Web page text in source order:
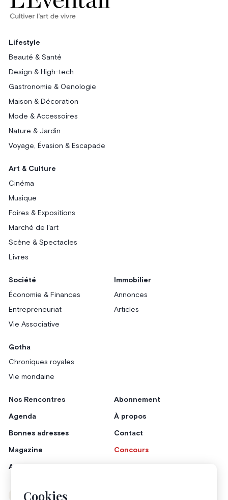
Cookies
Lifestyle
Beauté & Santé
Design & High-tech
Gastronomie & Oenologie
Maison & Décoration
Mode & Accessoires
Nature & Jardin
Voyage, Évasion & Escapade
Art & Culture
Cinéma
Musique
Foires & Expositions
Marché de l'art
Scène & Spectacles
Livres
Société
Économie & Finances
Entrepreneuriat
Vie Associative
Immobilier
Annonces
Articles
Gotha
Chroniques royales
Vie mondaine
Nos Rencontres
Agenda
Bonnes adresses
Magazine
Annonceurs
Abonnement
À propos
Contact
Concours
Instagram